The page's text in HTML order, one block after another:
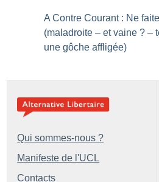
A Contre Courant : Ne
(maladroite – et vaine ? –
une gôche affligée)
Qui sommes-nous ?
Manifeste de l'UCL
Contacts